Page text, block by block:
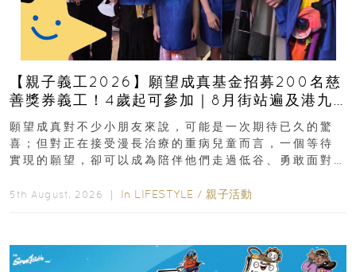
【親子義工2026】願望成真基金招募200名慈
善獎券義工！4歲起可參加｜8月街站遍及港九
新界
願望成真對不少小朋友來說，可能是一次期待已久的驚
喜；但對正在接受漫長治療的重病兒童而言，一個等待
實現的願望，卻可以成為陪伴他們走過低谷、勇敢面對
5th August, 2026 ｜ In LIFESTYLE / 親子活動